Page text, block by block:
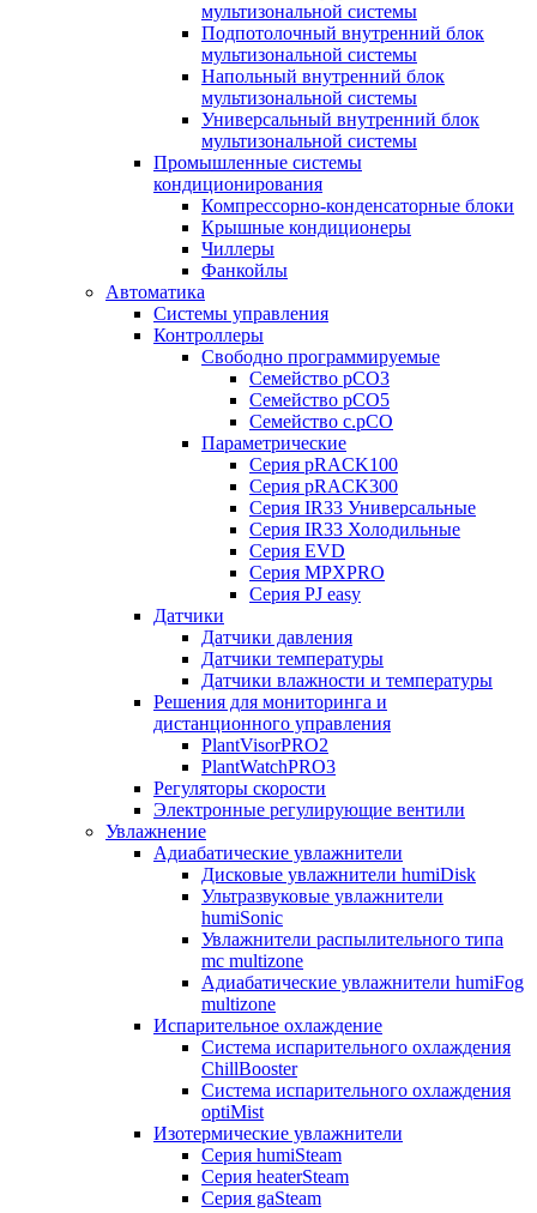
мультизональной системы
Подпотолочный внутренний блок
мультизональной системы
Напольный внутренний блок
мультизональной системы
Универсальный внутренний блок
мультизональной системы
Промышленные системы
кондиционирования
Компрессорно-конденсаторные блоки
Крышные кондиционеры
Чиллеры
Фанкойлы
Автоматика
Системы управления
Контроллеры
Свободно программируемые
Семейство pCO3
Семейство pCO5
Семейство c.pCO
Параметрические
Серия pRACK100
Серия pRACK300
Серия IR33 Универсальные
Серия IR33 Холодильные
Серия EVD
Серия MPXPRO
Серия PJ easy
Датчики
Датчики давления
Датчики температуры
Датчики влажности и температуры
Решения для мониторинга и
дистанционного управления
PlantVisorPRO2
PlantWatchPRO3
Регуляторы скорости
Электронные регулирующие вентили
Увлажнение
Адиабатические увлажнители
Дисковые увлажнители humiDisk
Ультразвуковые увлажнители
humiSonic
Увлажнители распылительного типа
mc multizone
Адиабатические увлажнители humiFog
multizone
Испарительное охлаждение
Система испарительного охлаждения
ChillBooster
Система испарительного охлаждения
optiMist
Изотермические увлажнители
Серия humiSteam
Серия heaterSteam
Серия gaSteam